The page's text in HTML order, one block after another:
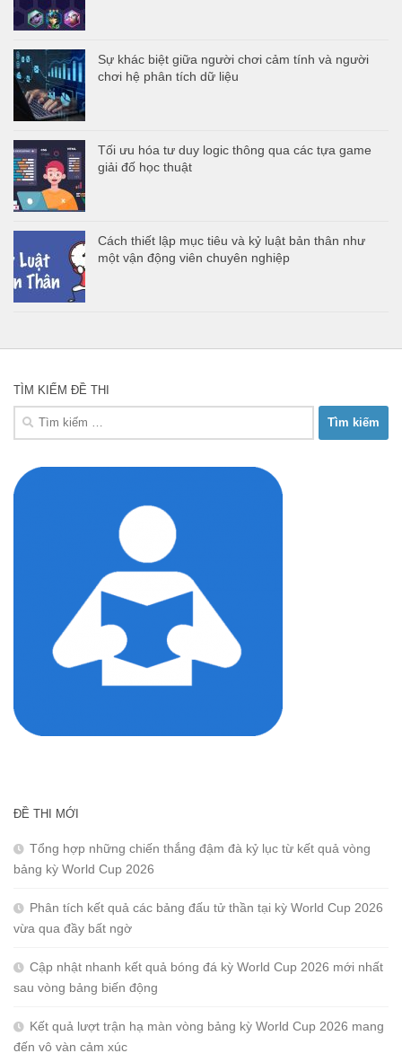
Sự khác biệt giữa người chơi cảm tính và người
chơi hệ phân tích dữ liệu
Tối ưu hóa tư duy logic thông qua các tựa game
giải đố học thuật
Cách thiết lập mục tiêu và kỷ luật bản thân như
một vận động viên chuyên nghiệp
TÌM KIẾM ĐỀ THI
Tìm
ĐỀ THI MỚI
Tổng hợp những chiến thắng đậm đà kỷ lục từ kết quả vòng
bảng kỳ World Cup 2026
Phân tích kết quả các bảng đấu tử thần tại kỳ World Cup 2026
vừa qua đầy bất ngờ
Cập nhật nhanh kết quả bóng đá kỳ World Cup 2026 mới nhất
sau vòng bảng biến động
Kết quả lượt trận hạ màn vòng bảng kỳ World Cup 2026 mang
đến vô vàn cảm xúc